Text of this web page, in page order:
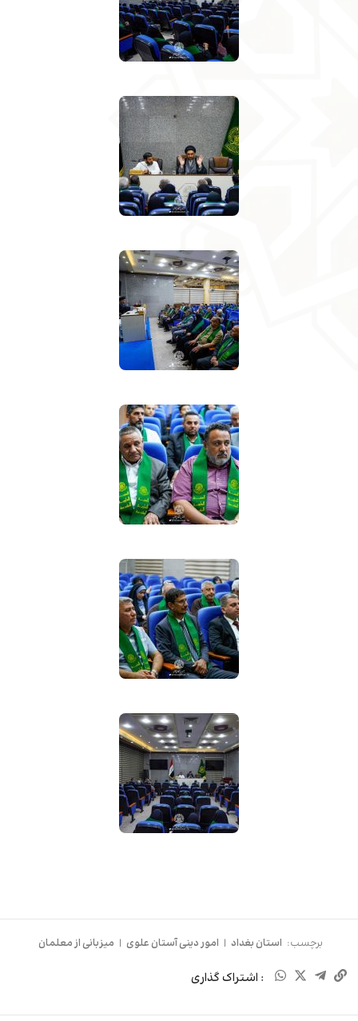
برچسب: استان بغداد | امور دینی آستان علوی | میزبانی از معلمان
: اشتراک گذاری